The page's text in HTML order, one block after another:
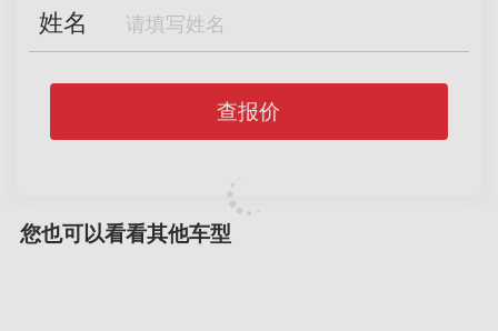
姓名
查报价
您也可以看看其他车型